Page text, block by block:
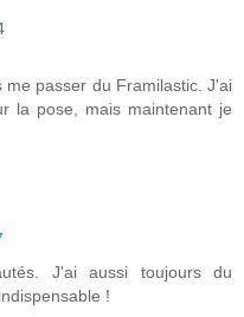
passer du Framilastic. J'ai
la pose, mais maintenant je
J'ai aussi toujours du
!